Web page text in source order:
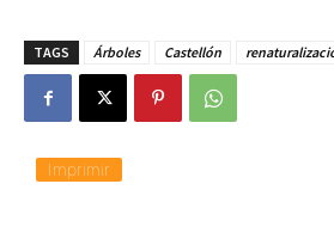
TAGS Árboles Castellón
Imprimir